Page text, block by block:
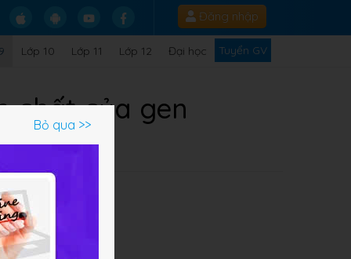
Đăng nhập
Lớp 10 Lớp 11 Lớp 12 Đại học Tuyển GV
chất của gen
Bỏ qua >>